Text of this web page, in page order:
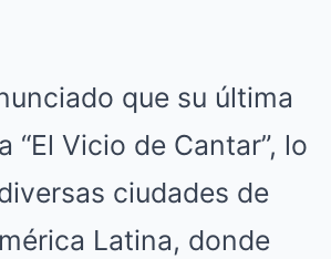
que su última
“El Vicio de Cantar”, lo
ciudades de
Latina, donde